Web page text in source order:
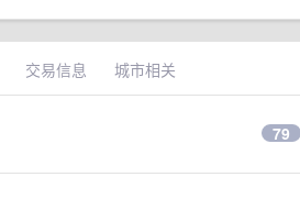
交易信息 城市相关
79